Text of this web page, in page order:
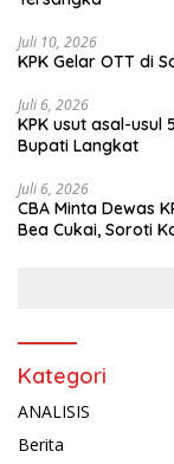
Juli 10, 2026
KPK Gelar OTT di
Juli 6, 2026
KPK usut asal-
Bupati Langkat
Juli 6, 2026
CBA Minta Dewas
Bea Cukai, Soroti
Kategori
ANALISIS
Berita